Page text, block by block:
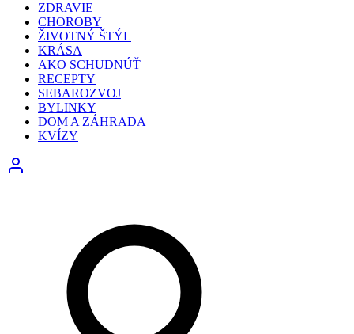
ZDRAVIE
CHOROBY
ŽIVOTNÝ ŠTÝL
KRÁSA
AKO SCHUDNÚŤ
RECEPTY
SEBAROZVOJ
BYLINKY
DOM A ZÁHRADA
KVÍZY